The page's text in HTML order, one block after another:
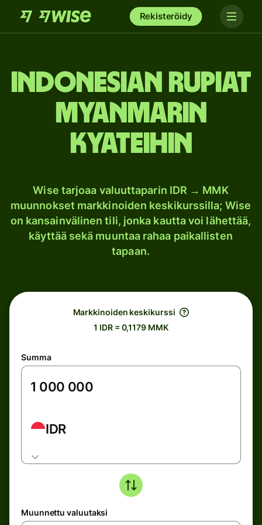
Rekisteröidy
Indonesian rupiat
Myanmarin
kyateihin
Wise tarjoaa valuuttaparin IDR → MMK
muunnokset markkinoiden keskikurssilla; Wise
on kansainvälinen tili, jonka kautta voi lähettää,
käyttää sekä muuntaa rahaa paikallisten
tapaan.
Markkinoiden keskikurssi
1 IDR = 0,1179 MMK
Summa
IDR
Muunnettu valuutaksi